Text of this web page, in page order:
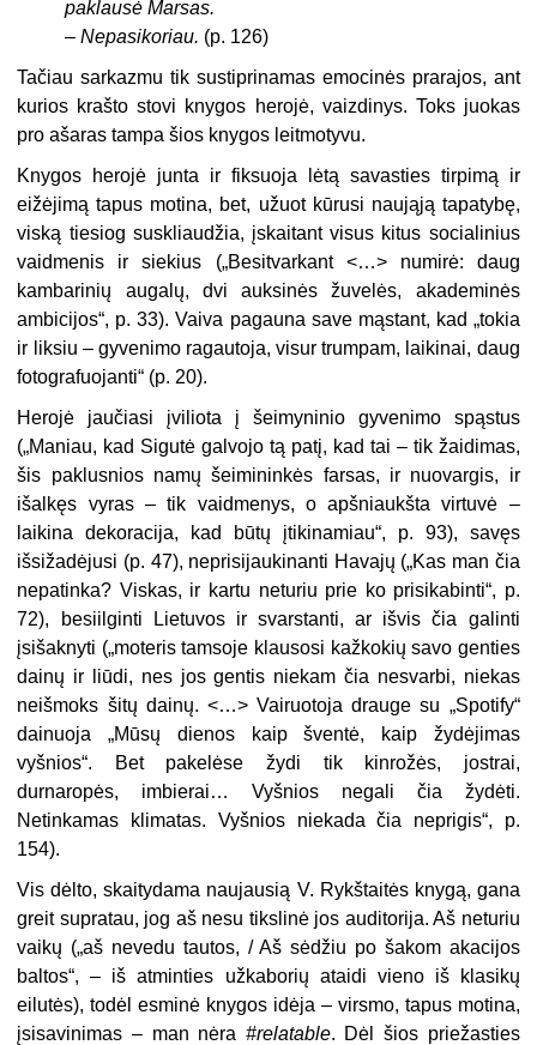
paklausė Marsas.
–Nepasikoriau. (p. 126)
Tačiau sarkazmu tik sustiprinamas emocinės prarajos, ant
kurios krašto stovi knygos herojė, vaizdinys. Toks juokas
pro ašaras tampa šios knygos leitmotyvu.
Knygos herojė junta ir fiksuoja lėtą savasties tirpimą ir
eižėjimą tapus motina, bet, užuot kūrusi naująją tapatybę,
viską tiesiog suskliaudžia, įskaitant visus kitus socialinius
vaidmenis ir siekius („Besitvarkant <…> numirė: daug
kambarinių augalų, dvi auksinės žuvelės, akademinės
ambicijos“, p. 33). Vaiva pagauna save mąstant, kad „tokia
ir liksiu – gyvenimo ragautoja, visur trumpam, laikinai, daug
fotografuojanti“ (p. 20).
Herojė jaučiasi įviliota į šeimyninio gyvenimo spąstus
(„Maniau, kad Sigutė galvojo tą patį, kad tai – tik žaidimas,
šis paklusnios namų šeimininkės farsas, ir nuovargis, ir
išalkęs vyras – tik vaidmenys, o apšniaukšta virtuvė –
laikina dekoracija, kad būtų įtikinamiau“, p. 93), savęs
išsižadėjusi (p. 47), neprisijaukinanti Havajų („Kas man čia
nepatinka? Viskas, ir kartu neturiu prie ko prisikabinti“, p.
72), besiilginti Lietuvos ir svarstanti, ar išvis čia galinti
įsišaknyti („moteris tamsoje klausosi kažkokių savo genties
dainų ir liūdi, nes jos gentis niekam čia nesvarbi, niekas
neišmoks šitų dainų. <…> Vairuotoja drauge su „Spotify“
dainuoja „Mūsų dienos kaip šventė, kaip žydėjimas
vyšnios“. Bet pakelėse žydi tik kinrožės, jostrai,
durnaropės, imbierai… Vyšnios negali čia žydėti.
Netinkamas klimatas. Vyšnios niekada čia neprigis“, p.
154).
Vis dėlto, skaitydama naujausią V. Rykštaitės knygą, gana
greit supratau, jog aš nesu tikslinė jos auditorija. Aš neturiu
vaikų („aš nevedu tautos, / Aš sėdžiu po šakom akacijos
baltos“, – iš atminties užkaborių ataidi vieno iš klasikų
eilutės), todėl esminė knygos idėja – virsmo, tapus motina,
įsisavinimas – man nėra #relatable. Dėl šios priežasties